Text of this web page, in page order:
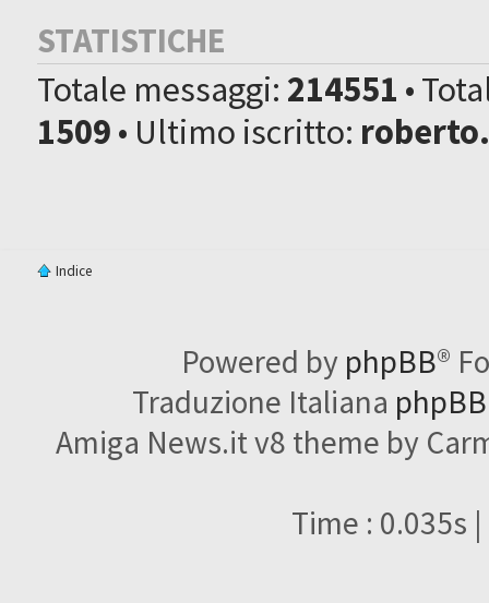
STATISTICHE
Totale messaggi: 214551 •
1509• Ultimo iscritto:
Indice
Powered by phpBB®
Traduzione Italiana
Amiga News.it v8 theme by
Time : 0.035s